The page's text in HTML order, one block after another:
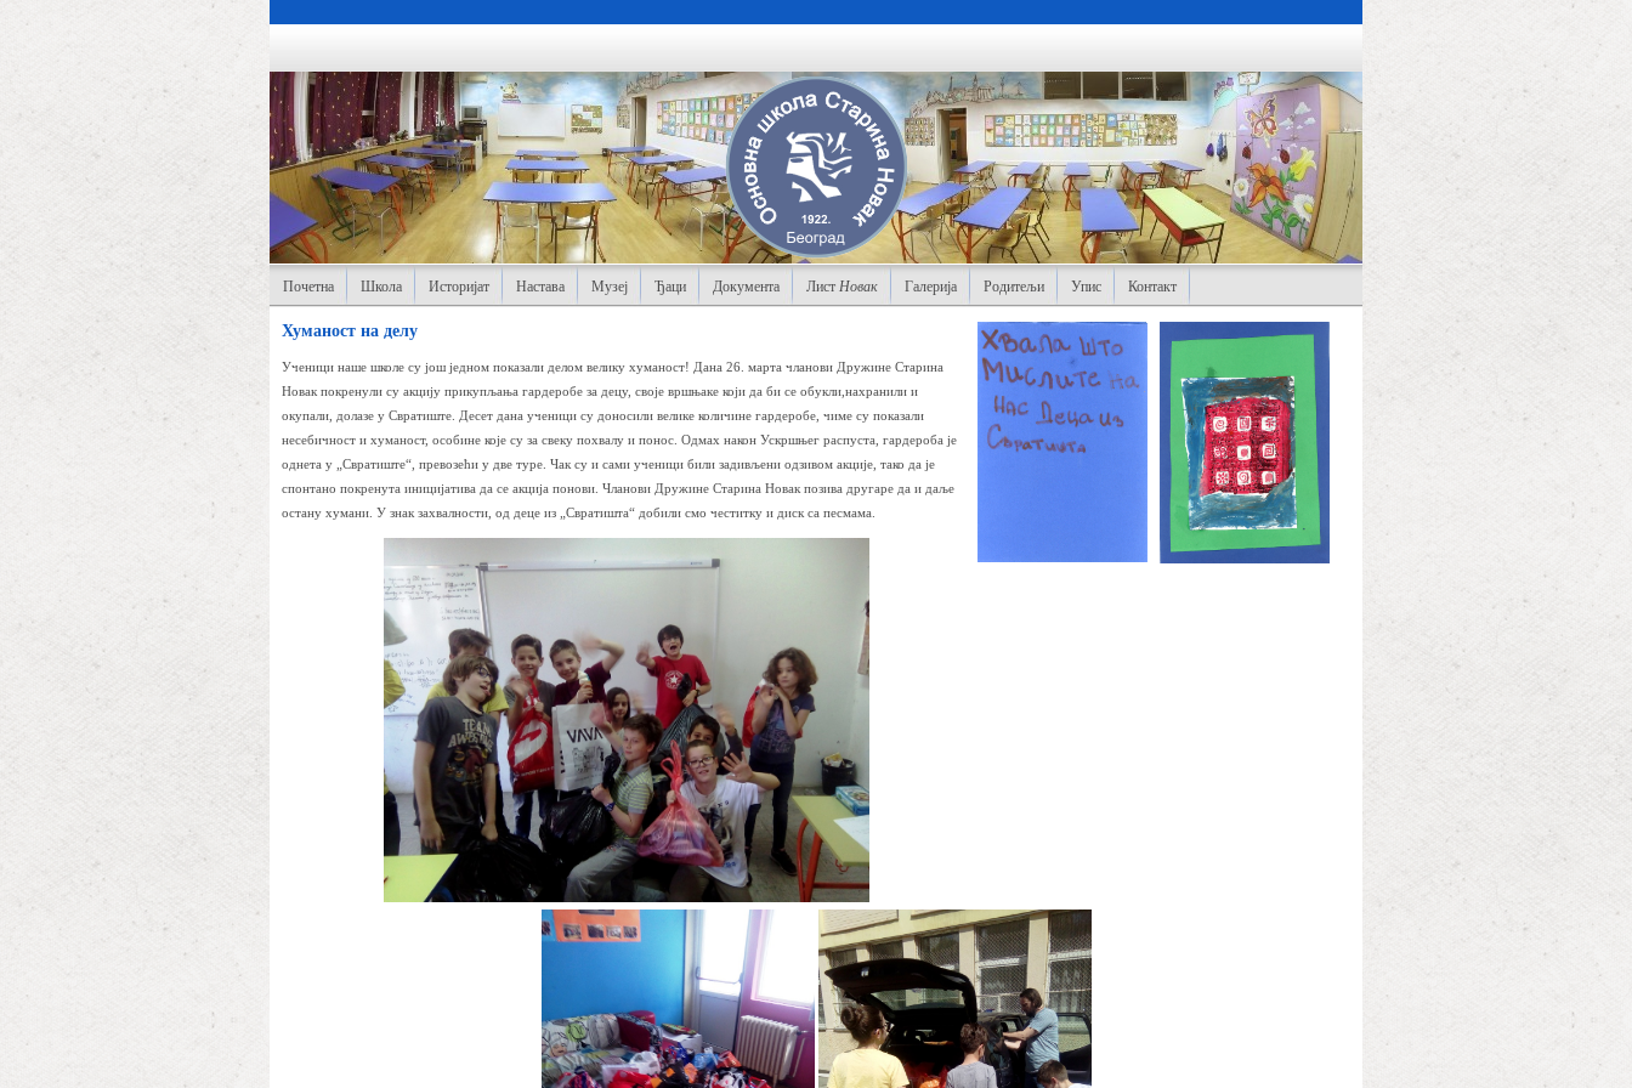
Почетна Школа Историјат Настава Музеј Ђаци Документа Лист Новак Галерија Родитељи Упис Контакт
Хуманост на делу
Ученици наше школе су још једном показали делом велику хуманост! Дана 26. марта чланови Дружине Старина
Новак покренули су акцију прикупљања гардеробе за децу, своје вршњаке који да би се обукли,нахранили и
окупали, долазе у Свратиште. Десет дана ученици су доносили велике количине гардеробе, чиме су показали
несебичност и хуманост, особине које су за свеку похвалу и понос. Одмах након Ускршњег распуста, гардероба је
однета у „Свратиште“, превозећи у две туре. Чак су и сами ученици били задивљени одзивом акције, тако да је
спонтано покренута иницијатива да се акција понови. Чланови Дружине Старина Новак позива другаре да и даље
остану хумани. У знак захвалности, од деце из „Свратишта“ добили смо честитку и диск са песмама.